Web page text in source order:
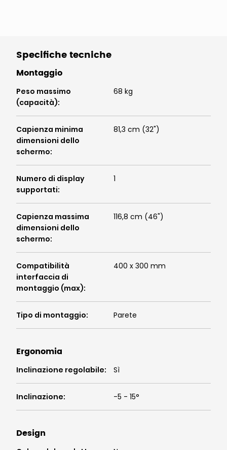
Specifiche tecniche
Montaggio
Peso massimo
(capacità):
68 kg
Capienza minima
dimensioni dello
schermo:
81,3 cm (32")
Numero di display
supportati:
1
Capienza massima
dimensioni dello
schermo:
116,8 cm (46")
Compatibilità
interfaccia di
montaggio (max):
400 x 300 mm
Tipo di montaggio: Parete
Ergonomia
Inclinazione regolabile: Sì
Inclinazione: -5 - 15°
Design